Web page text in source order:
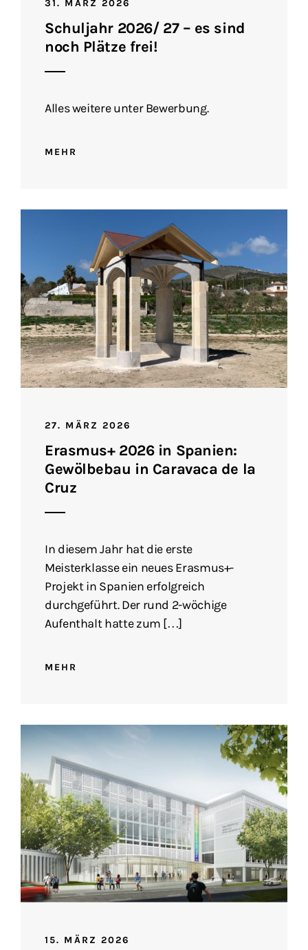
31. MÄRZ 2026
Schuljahr 2026/ 27 – es sind
noch Plätze frei!
Alles weitere unter Bewerbung.
MEHR
27. MÄRZ 2026
Erasmus+ 2026 in Spanien:
Gewölbebau in Caravaca de la
Cruz
In diesem Jahr hat die erste
Meisterklasse ein neues Erasmus+-
Projekt in Spanien erfolgreich
durchgeführt. Der rund 2-wöchige
Aufenthalt hatte zum […]
MEHR
15. MÄRZ 2026